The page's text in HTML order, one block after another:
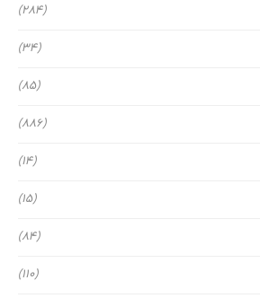
(284)
(34)
(85)
(886)
(14)
(15)
(84)
(110)